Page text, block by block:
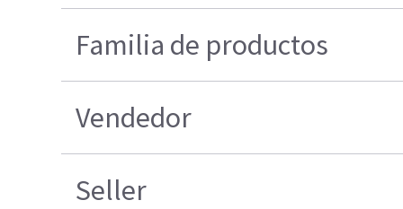
Familia de productos
Vendedor
Seller